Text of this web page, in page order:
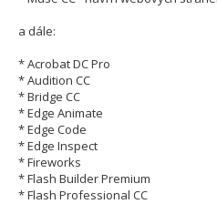
a dále:
* Acrobat DC Pro
* Audition CC
* Bridge CC
* Edge Animate
* Edge Code
* Edge Inspect
* Fireworks
* Flash Builder Premium
* Flash Professional CC